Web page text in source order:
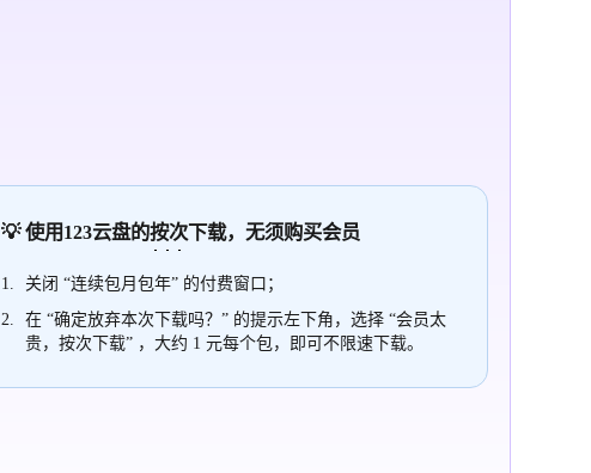
💡 使用123云盘的按次下载，无须购买会员
关闭 “连续包月包年” 的付费窗口；
在 “确定放弃本次下载吗？” 的提示左下角，选择 “会员太
贵，按次下载” ，大约 1 元每个包，即可不限速下载。